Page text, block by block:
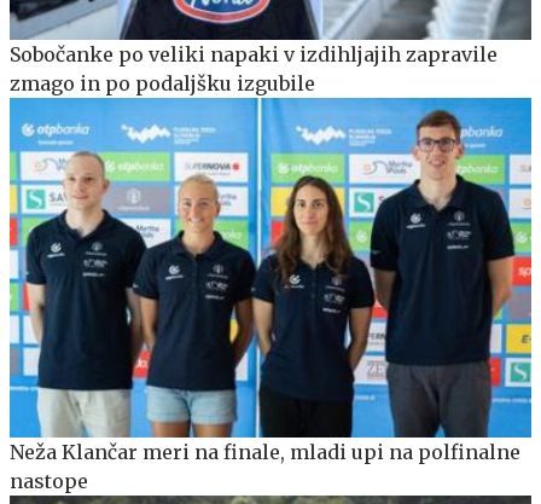
Sobočanke po veliki napaki v izdihljajih zapravile
zmago in po podaljšku izgubile
Neža Klančar meri na finale, mladi upi na polfinalne
nastope